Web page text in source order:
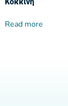
Read more